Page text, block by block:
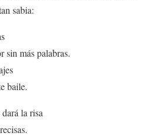
sabia:
sin más palabras.
baile.
la risa